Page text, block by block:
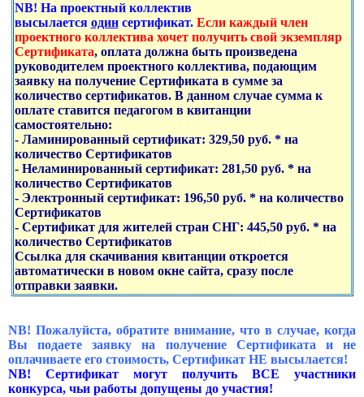
NB! На проектный коллектив
высылается одинсертификат. Если каждый член
проектного коллектива хочет получить свой экземпляр
Сертификата, оплата должна быть произведена
руководителем проектного коллектива, подающим
заявку на получение Сертификата в сумме за
количество сертификатов. В данном случае сумма к
оплате ставится педагогом в квитанции
самостоятельно:
- Ламинированный сертификат: 329,50 руб. * на
количество Сертификатов
- Неламинированный сертификат: 281,50 руб. * на
количество Сертификатов
- Электронный сертификат: 196,50 руб. * на количество
Сертификатов
- Сертификат для жителей стран СНГ: 445,50 руб. * на
количество Сертификатов
Ссылка для скачивания квитанции откроется
автоматически в новом окне сайта, сразу после
отправки заявки.
NB! Пожалуйста, обратите внимание, что в случае, когда
Вы подаете заявку на получение Сертификата и не
оплачиваете его стоимость, Сертификат НЕ высылается!
NB! Сертификат могут получить ВСЕ участники
конкурса, чьи работы допущены до участия!